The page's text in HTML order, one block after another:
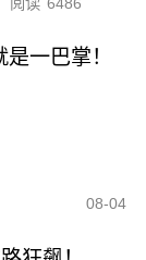
一巴掌！
08-04